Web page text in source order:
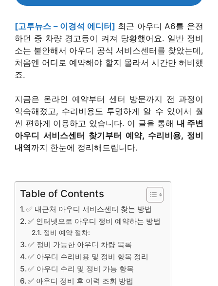
[고투뉴스 – 이경석 에디터] 최근 아우디 A6를 운전
하던 중 차량 경고등이 켜져 당황했어요. 일반 정비
소는 불안해서 아우디 공식 서비스센터를 찾았는데,
처음엔 어디로 예약해야 할지 몰라서 시간만 허비했
죠.
지금은 온라인 예약부터 센터 방문까지 전 과정이
익숙해졌고, 수리비용도 투명하게 알 수 있어서 훨
씬 편하게 이용하고 있습니다. 이 글을 통해 내 주변
아우디 서비스센터 찾기부터 예약, 수리비용, 정비
내역까지 한눈에 정리해드립니다.
Table of Contents
✅ 내근처 아우디 서비스센터 찾는 방법
✅ 인터넷으로 아우디 정비 예약하는 방법
정비 예약 절차:
✅ 정비 가능한 아우디 차량 목록
✅ 아우디 수리비용 및 정비 항목 정리
✅ 아우디 수리 및 정비 가능 항목
✅ 아우디 정비 후 이력 조회 방법